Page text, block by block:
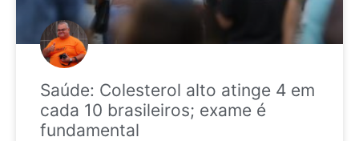
Saúde: Colesterol alto atinge 4 em
cada 10 brasileiros; exame é
fundamental